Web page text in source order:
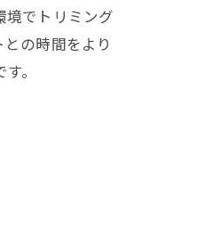
境でトリミング
の時間をより
。